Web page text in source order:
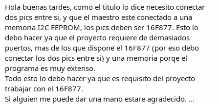
n
i
c
i
o
Hola buenas tardes, como el titulo lo dice necesito conectar
dos pics entre si, y que el maestro este conectado a una
memoria I2C EEPROM, los pics deben ser 16F877. Esto lo
debo hacer ya que el proyecto requiere de demasiados
puertos, mas de los que dispone el 16F877 (por eso debo
conectar los dos pics entre si) y una memoria porqe el
programa es muy extenso.
Todo esto lo debo hacer ya que es requisito del proyecto
trabajar con el 16F877.
Si alguien me puede dar una mano estare agradecido. ...